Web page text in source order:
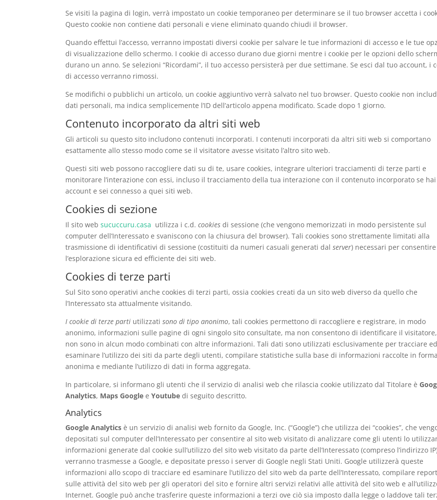
Se visiti la pagina di login, verrà impostato un cookie temporaneo per determinare se il tuo browser accetta i
Questo cookie non contiene dati personali e viene eliminato quando chiudi il browser.
Quando effettui l’accesso, verranno impostati diversi cookie per salvare le tue informazioni di accesso e le tue
di visualizzazione dello schermo. I cookie di accesso durano due giorni mentre i cookie per le opzioni dello
durano un anno. Se selezioni “Ricordami”, il tuo accesso persisterà per due settimane. Se esci dal tuo account, i
di accesso verranno rimossi.
Se modifichi o pubblichi un articolo, un cookie aggiuntivo verrà salvato nel tuo browser. Questo cookie non
dati personali, ma indica semplicemente l’ID dell’articolo appena modificato. Scade dopo 1 giorno.
Contenuto incorporato da altri siti web
Gli articoli su questo sito includono contenuti incorporati. I contenuti incorporati da altri siti web si comportano
esattamente allo stesso modo come se il visitatore avesse visitato l’altro sito web.
Questi siti web possono raccogliere dati su di te, usare cookies, integrare ulteriori tracciamenti di terze parti e
monitorare l’interazione con essi, incluso il tracciamento della tua interazione con il contenuto incorporato se
account e sei connesso a quei siti web.
Cookies di sezione
Il sito websucuccuru.casa utilizza i c.d.cookies di sessione (che vengono memorizzati in modo persistente sul
computer dell’Interessato e svaniscono con la chiusura del browser). Tali cookies sono strettamente limitati alla
trasmissione di identificativi di sessione (costituiti da numeri casuali generati dalserver) necessari per consentire
l’esplorazione sicura ed efficiente dei siti web.
Cookies di terze parti
Sul Sito sono operativi anche cookies di terzi parti, ossia cookies creati da un sito web diverso da quello che
l’Interessato sta attualmente visitando.
I cookie di terze parti utilizzatisono di tipo anonimo, tali cookies permettono di raccogliere e registrare, in modo
anonimo, informazioni sulle pagine di ogni singolo sito consultate, ma non consentono di identificare il
non sono in alcun modo combinati con altre informazioni. Tali dati sono utilizzati esclusivamente per tracciare ed
esaminare l’utilizzo dei siti da parte degli utenti, compilare statistiche sulla base di informazioni raccolte in forma
anonima e mediante l’utilizzo di dati in forma aggregata.
In particolare, si informano gli utenti che il servizio di analisi web che rilascia cookie utilizzato dal Titolare è
Analytics, Maps Google eYoutube di seguito descritto.
Analytics
Google Analytics è un servizio di analisi web fornito da Google, Inc. (“Google”) che utilizza dei “cookies”, che
depositati sul computer dell’Interessato per consentire al sito web visitato di analizzare come gli utenti lo
informazioni generate dal cookie sull’utilizzo del sito web visitato da parte dell’Interessato (compreso l’indirizzo
verranno trasmesse a Google, e depositate presso i server di Google negli Stati Uniti. Google utilizzerà queste
informazioni allo scopo di tracciare ed esaminare l’utilizzo del sito web da parte dell’Interessato, compilare report
sulle attività del sito web per gli operatori del sito e fornire altri servizi relativi alle attività del sito web e
Internet. Google può anche trasferire queste informazioni a terzi ove ciò sia imposto dalla legge o laddove tali